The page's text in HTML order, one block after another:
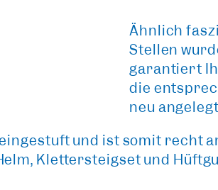
Ähnlich
Stellen
garantiert
die
neu
und ist somit recht
Klettersteigset und